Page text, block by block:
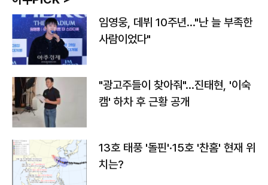
임영웅, 데뷔 10주년…"난 늘 부족한
사람이었다"
"광고주들이 찾아줘"…진태현, '이숙
캠' 하차 후 근황 공개
13호 태풍 '돌핀'·15호 '찬홈' 현재 위
치는?